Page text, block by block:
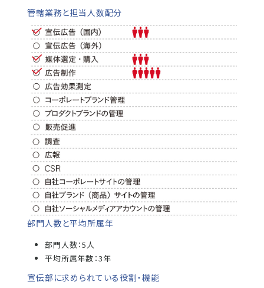
管轄業務と担当人数配分
部門人数と平均所属年
部門人数：5人
平均所属年数：3年
宣伝部に求められている役割・機能